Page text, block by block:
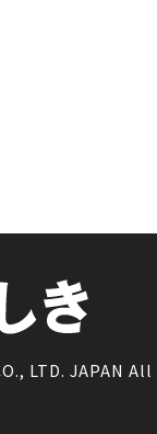
LTD. JAPAN All